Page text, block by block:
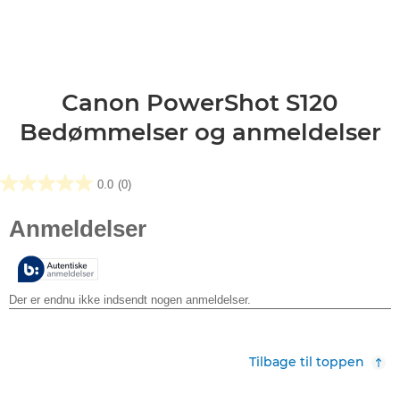
Canon PowerShot S120
Bedømmelser og anmeldelser
0.0 (0)
0.0
af
stjerner.
Tilbage til toppen